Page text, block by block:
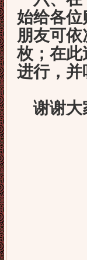
始给各
朋友可
枚；在此
进行，并
谢谢大
北
赠书